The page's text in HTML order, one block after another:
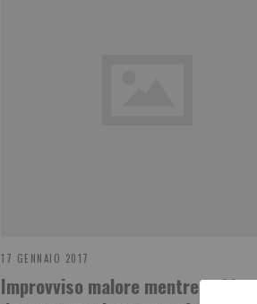
17 GENNAIO 2017
Improvviso malore mentre guida: